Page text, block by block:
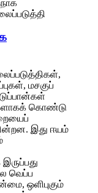
மசகுப்
கொண்டு
இது ஈயம்
வெப்ப
ஒளிபுகும்